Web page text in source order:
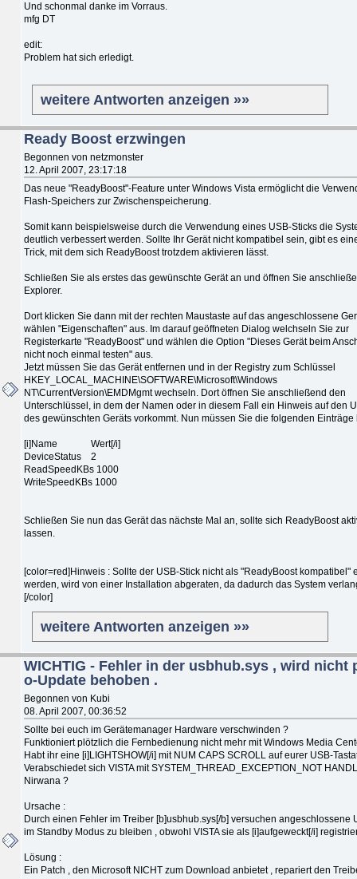
Und schonmal danke im Vorraus.
mfg DT
edit:
Problem hat sich erledigt.
weitere Antworten anzeigen »»
Ready Boost erzwingen
Begonnen von netzmonster
12. April 2007, 23:17:18
Das neue "ReadyBoost"-Feature unter Windows Vista ermöglicht die
Flash-Speichers zur Zwischenspeicherung.
Somit kann beispielsweise durch die Verwendung eines USB-Sticks die
deutlich verbessert werden. Sollte Ihr Gerät nicht kompatibel sein, gibt es
Trick, mit dem sich ReadyBoost trotzdem aktivieren lässt.
Schließen Sie als erstes das gewünschte Gerät an und öffnen Sie
Explorer.
Dort klicken Sie dann mit der rechten Maustaste auf das angeschlossene
wählen "Eigenschaften" aus. Im darauf geöffneten Dialog welchseln Sie zur
Registerkarte "ReadyBoost" und wählen die Option "Dieses Gerät beim
nicht noch einmal testen" aus.
Jetzt müssen Sie das Gerät entfernen und in der Registry zum Schlüssel
HKEY_LOCAL_MACHINE\SOFTWARE\Microsoft\Windows
NT\CurrentVersion\EMDMgmt wechseln. Dort öffnen Sie anschließend den
Unterschlüssel, in dem der Namen oder in diesem Fall ein Hinweis auf den
des gewünschten Geräts vorkommt. Nun müssen Sie die folgenden Einträge
[i]Name Wert[/i]
DeviceStatus 2
ReadSpeedKBs 1000
WriteSpeedKBs 1000
Schließen Sie nun das Gerät das nächste Mal an, sollte sich ReadyBoost
lassen.
[color=red]Hinweis : Sollte der USB-Stick nicht als "ReadyBoost kompatibel"
werden, wird von einer Installation abgeraten, da dadurch das System
[/color]
weitere Antworten anzeigen »»
WICHTIG - Fehler in der usbhub.sys , wird nicht
o-Update behoben .
Begonnen von Kubi
08. April 2007, 00:36:52
Sollte bei euch im Gerätemanager Hardware verschwinden ?
Funktioniert plötzlich die Fernbedienung nicht mehr mit Windows Media
Habt ihr eine [i]LIGHTSHOW[/i] mit NUM CAPS SCROLL auf eurer USB-
Verabschiedet sich VISTA mit SYSTEM_THREAD_EXCEPTION_NOT
Nirwana ?
Ursache :
Durch einen Fehler im Treiber [b]usbhub.sys[/b] versuchen angeschlossene
im Standby Modus zu bleiben , obwohl VISTA sie als [i]aufgeweckt[/i]
Lösung :
Ein Patch , den Microsoft NICHT zum Download anbietet , repariert den